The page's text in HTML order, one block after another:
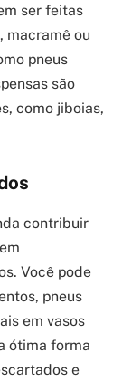
ser feitas
macramê ou
pneus
são
como jiboias,
contribuir
Você pode
pneus
em vasos
ótima forma
e